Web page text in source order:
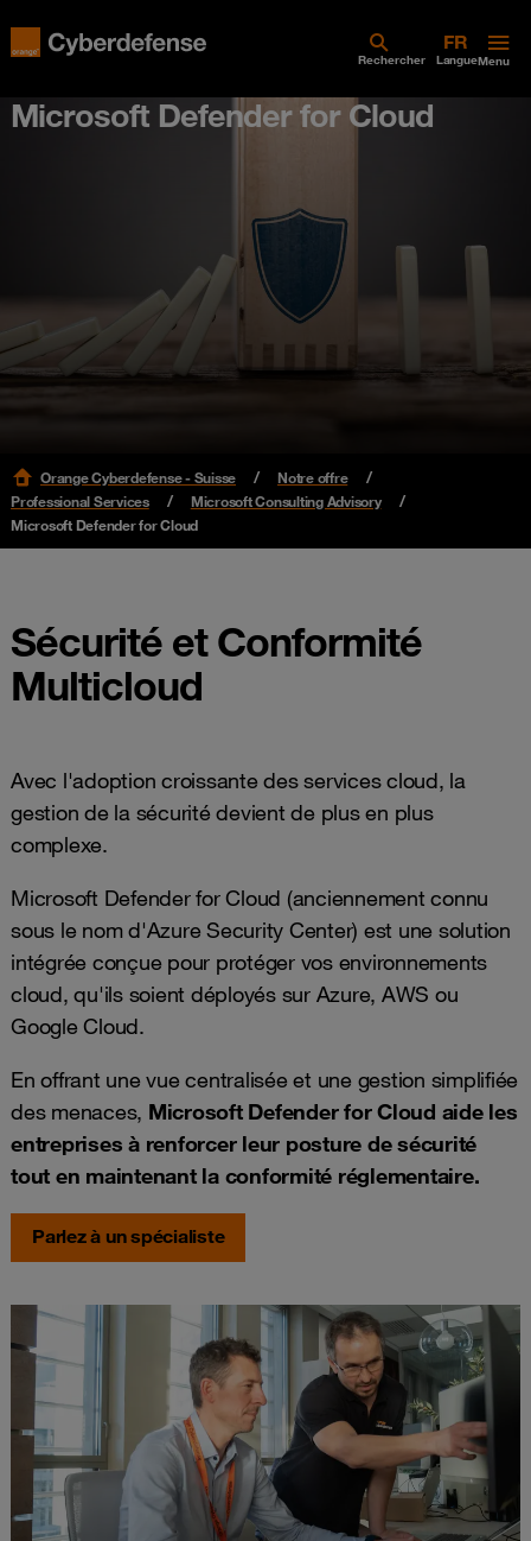
Rechercher LangueMenu
Microsoft Defender for Cloud
Orange Cyberdefense - Suisse
Notre offre
Professional Services
Microsoft Consulting Advisory
Microsoft Defender for Cloud
Sécurité et Conformité
Multicloud
Avec l'adoption croissante des services cloud, la
gestion de la sécurité devient de plus en plus
complexe.
Microsoft Defender for Cloud (anciennement connu
sous le nom d'Azure Security Center) est une solution
intégrée conçue pour protéger vos environnements
cloud, qu'ils soient déployés sur Azure, AWS ou
Google Cloud.
En offrant une vue centralisée et une gestion simplifiée
des menaces, Microsoft Defender for Cloud aide les
entreprises à renforcer leur posture de sécurité
tout en maintenant la conformité réglementaire.
Parlez à un spécialiste